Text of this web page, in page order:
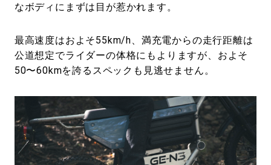
なボディにまずは目が惹かれます。
最高速度はおよそ55km/h、満充電からの走行距離は
公道想定でライダーの体格にもよりますが、およそ
50〜60kmを誇るスペックも見逃せません。